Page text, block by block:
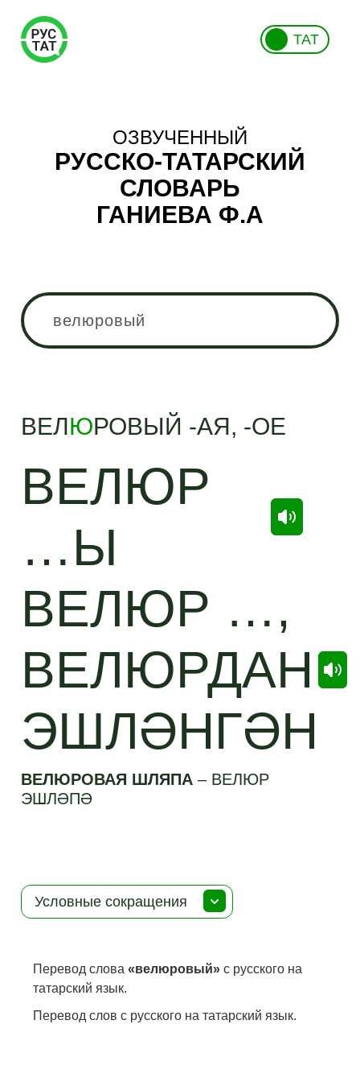
ТАТ
ОЗВУЧЕННЫЙ
РУССКО-ТАТАРСКИЙ
СЛОВАРЬ
ГАНИЕВА Ф.А
ВЕЛЮРОВЫЙ -АЯ, -ОЕ
ВЕЛЮР
…Ы
ВЕЛЮР …,
ВЕЛЮРДАН
ЭШЛӘНГӘН
ВЕЛЮРОВАЯ ШЛЯПА– ВЕЛЮР
ЭШЛӘПӘ
Условные сокращения
Перевод слова«велюровый» с русского на
татарский язык.
Перевод слов с русского на татарский язык.